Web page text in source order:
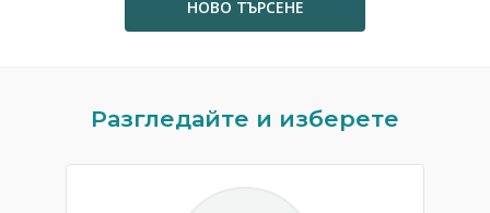
НОВО ТЪРСЕНЕ
Разгледайте и изберете